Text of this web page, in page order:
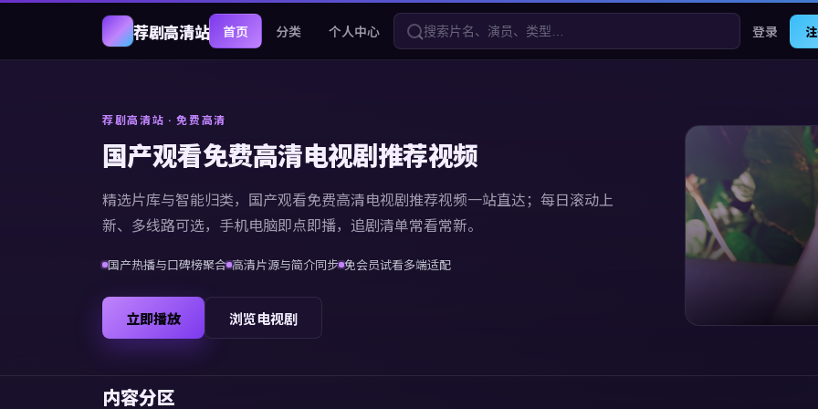
荐剧高清站 首页 分类 个人中心 登录
荐剧高清站 · 免费高清
国产观看免费高清电视剧推荐视频
精选片库与智能归类， 国产观看免费高清电视剧推荐视频一站直达；每日滚动上
新、多线路可选，手机电脑即点即播，追剧清单常看常新。
国产热播与口碑榜聚合 高清片源与简介同步 免会员试看多端适配
立即播放 浏览电视剧
内容分区